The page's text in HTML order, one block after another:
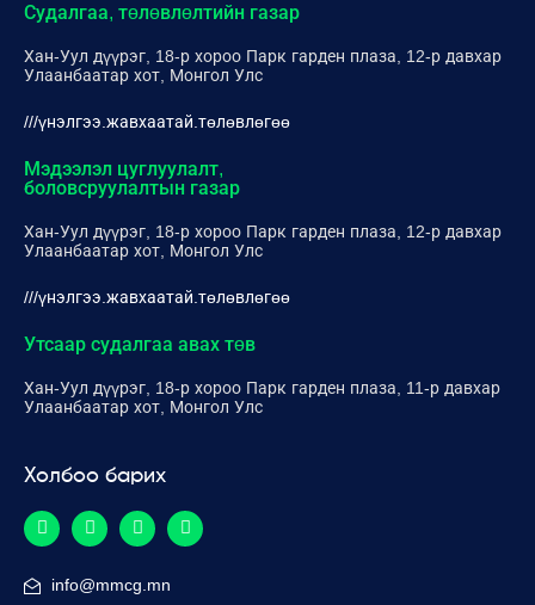
Судалгаа, төлөвлөлтийн газар
Хан-Уул дүүрэг, 18-р хороо Парк гарден плаза, 12-р давхар
Улаанбаатар хот, Монгол Улс
///үнэлгээ.жавхаатай.төлөвлөгөө
Мэдээлэл цуглуулалт,
боловсруулалтын газар
Хан-Уул дүүрэг, 18-р хороо Парк гарден плаза, 12-р давхар
Улаанбаатар хот, Монгол Улс
///үнэлгээ.жавхаатай.төлөвлөгөө
Утсаар судалгаа авах төв
Хан-Уул дүүрэг, 18-р хороо Парк гарден плаза, 11-р давхар
Улаанбаатар хот, Монгол Улс
Холбоо барих
info@mmcg.mn